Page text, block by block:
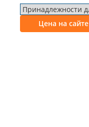
Цена на сайте